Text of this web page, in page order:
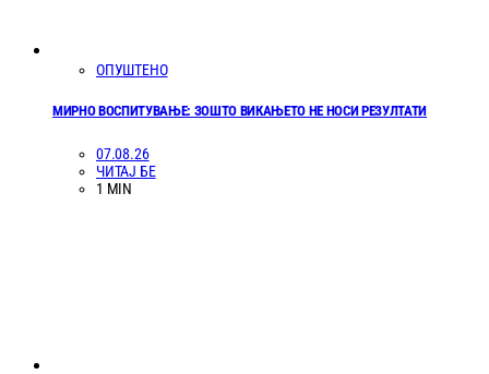
ОПУШТЕНО
МИРНО ВОСПИТУВАЊЕ: ЗОШТО ВИКАЊЕТО НЕ НОСИ РЕЗУЛТАТИ
07.08.26
ЧИТАЈ БЕ
1 MIN